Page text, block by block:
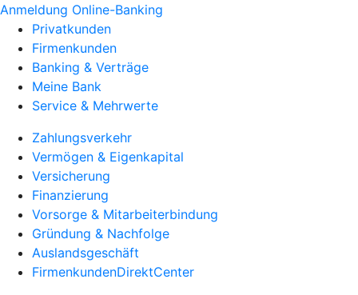
Anmeldung Online-Banking
Privatkunden
Firmenkunden
Banking & Verträge
Meine Bank
Service & Mehrwerte
Zahlungsverkehr
Vermögen & Eigenkapital
Versicherung
Finanzierung
Vorsorge & Mitarbeiterbindung
Gründung & Nachfolge
Auslandsgeschäft
FirmenkundenDirektCenter